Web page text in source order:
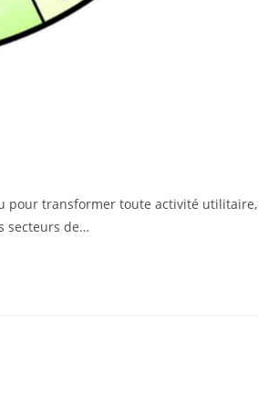
pour transformer toute activité utilitaire,
secteurs de…